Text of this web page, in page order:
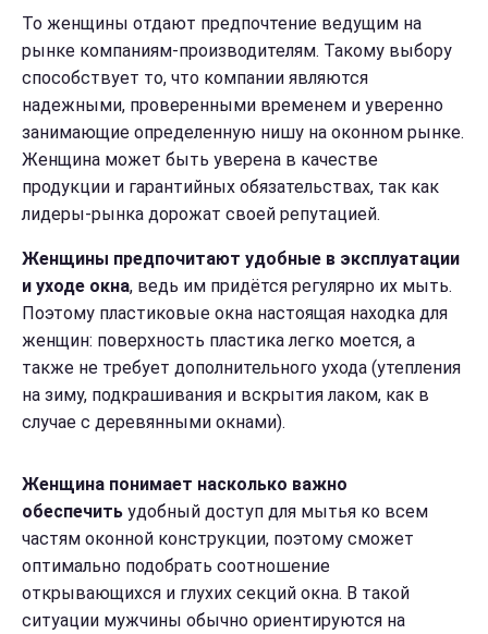
То женщины отдают предпочтение ведущим на
рынке компаниям-производителям. Такому выбору
способствует то, что компании являются
надежными, проверенными временем и уверенно
занимающие определенную нишу на оконном рынке.
Женщина может быть уверена в качестве
продукции и гарантийных обязательствах, так как
лидеры-рынка дорожат своей репутацией.
Женщины предпочитают удобные в эксплуатации
и уходе окна, ведь им придётся регулярно их мыть.
Поэтому пластиковые окна настоящая находка для
женщин: поверхность пластика легко моется, а
также не требует дополнительного ухода (утепления
на зиму, подкрашивания и вскрытия лаком, как в
случае с деревянными окнами).
Женщина понимает насколько важно
обеспечить удобный доступ для мытья ко всем
частям оконной конструкции, поэтому сможет
оптимально подобрать соотношение
открывающихся и глухих секций окна. В такой
ситуации мужчины обычно ориентируются на